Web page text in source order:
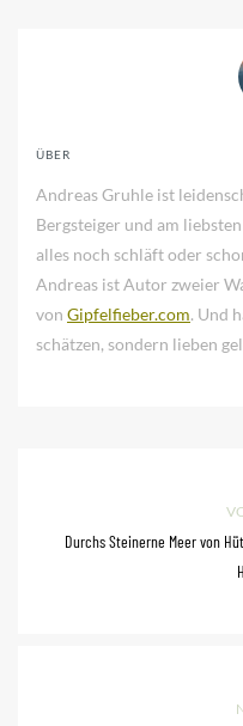
ÜBER
Andreas Gruhle ist
Bergsteiger und am
alles noch schläft oder
Andreas ist Autor zweier
von Gipfelfieber.com. Und
schätzen, sondern lieben
Durchs Steinerne Meer von